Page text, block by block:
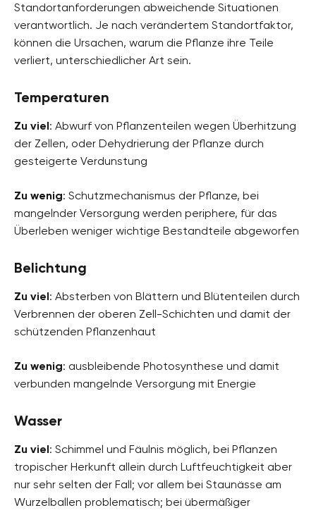
Standortanforderungen abweichende Situationen
verantwortlich. Je nach verändertem Standortfaktor,
können die Ursachen, warum die Pflanze ihre Teile
verliert, unterschiedlicher Art sein.
Temperaturen
Zu viel: Abwurf von Pflanzenteilen wegen Überhitzung
der Zellen, oder Dehydrierung der Pflanze durch
gesteigerte Verdunstung
Zu wenig: Schutzmechanismus der Pflanze, bei
mangelnder Versorgung werden periphere, für das
Überleben weniger wichtige Bestandteile abgeworfen
Belichtung
Zu viel: Absterben von Blättern und Blütenteilen durch
Verbrennen der oberen Zell-Schichten und damit der
schützenden Pflanzenhaut
Zu wenig: ausbleibende Photosynthese und damit
verbunden mangelnde Versorgung mit Energie
Wasser
Zu viel: Schimmel und Fäulnis möglich, bei Pflanzen
tropischer Herkunft allein durch Luftfeuchtigkeit aber
nur sehr selten der Fall; vor allem bei Staunässe am
Wurzelballen problematisch; bei übermäßiger